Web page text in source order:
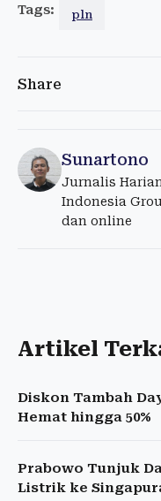
Tags: pln
Share
Sunartono
Jurnalis
Indonesia
dan online
Artikel
Diskon Tambah
Hemat hingga 50%
Prabowo Tunjuk
Listrik ke